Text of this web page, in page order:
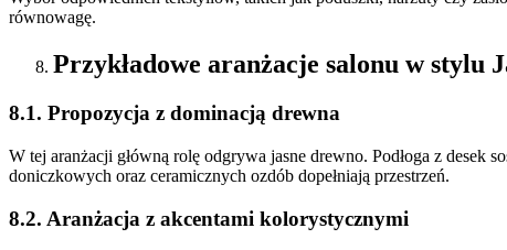
równowagę.
Przykładowe aranżacje salonu w stylu
8.1. Propozycja z dominacją drewna
W tej aranżacji główną rolę odgrywa jasne drewno. Podłoga z
doniczkowych oraz ceramicznych ozdób dopełniają przestrzeń.
8.2. Aranżacja z akcentami kolorystycznymi